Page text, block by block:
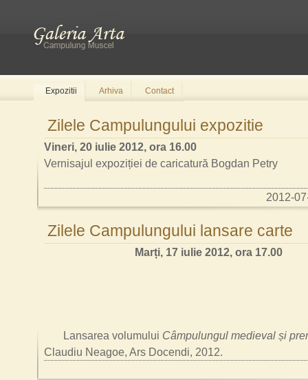
Expozitii Arhiva Contact
Zilele Campulungului expozitie
Vineri, 20 iulie 2012, ora 16.00
Vernisajul expoziției de caricatură Bogdan Petry
2012-
Zilele Campulungului lansare carte
Marți, 17 iulie 2012, ora 17.00
Lansarea volumului Câmpulungul medieval și
Claudiu Neagoe, Ars Docendi, 2012.